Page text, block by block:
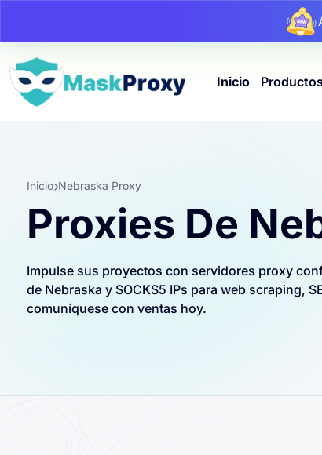
Inicio
Inicio Nebraska Proxy
Proxies De
Impulse sus proyectos con servidores proxy
de Nebraska y SOCKS5 IPs para web scraping,
comuníquese con ventas hoy.